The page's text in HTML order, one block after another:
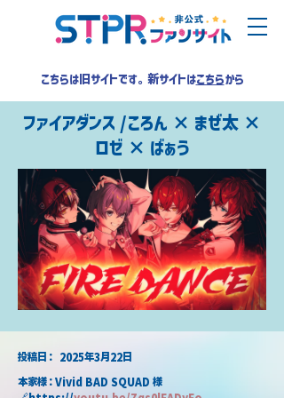
こちらは旧サイトです。新サイトはこちらから
ファイアダンス /ころん × まぜ太 ×
ロゼ × ばぁう
2025年3月22日
​投稿日：
本家様：Vivid BAD SQUAD 様